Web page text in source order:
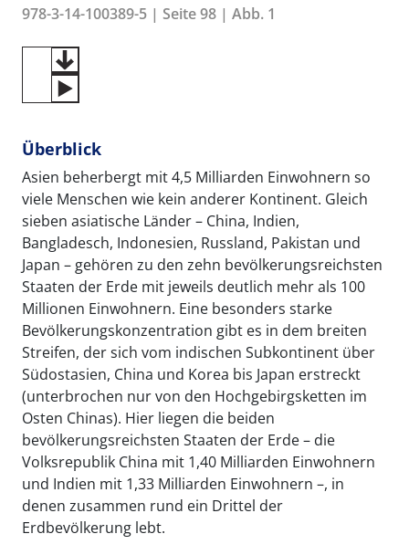
978-3-14-100389-5 | Seite 98 | Abb. 1
Überblick
Asien beherbergt mit 4,5 Milliarden Einwohnern so
viele Menschen wie kein anderer Kontinent. Gleich
sieben asiatische Länder – China, Indien,
Bangladesch, Indonesien, Russland, Pakistan und
Japan – gehören zu den zehn bevölkerungsreichsten
Staaten der Erde mit jeweils deutlich mehr als 100
Millionen Einwohnern. Eine besonders starke
Bevölkerungskonzentration gibt es in dem breiten
Streifen, der sich vom indischen Subkontinent über
Südostasien, China und Korea bis Japan erstreckt
(unterbrochen nur von den Hochgebirgsketten im
Osten Chinas). Hier liegen die beiden
bevölkerungsreichsten Staaten der Erde – die
Volksrepublik China mit 1,40 Milliarden Einwohnern
und Indien mit 1,33 Milliarden Einwohnern –, in
denen zusammen rund ein Drittel der
Erdbevölkerung lebt.